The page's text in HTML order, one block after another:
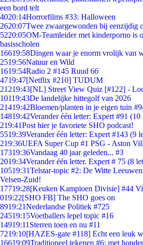
een bord telt
4020:14Horrorfilms #33: Halloween
2620:07Twee zwaargewonden bij eenzijdig
5220:05OM-Teamleider met kinderporno is
basisscholen
16619:58Dingen waar je enorm vrolijk van
2519:56Natuur en Wild
1619:54Radio 2 #145 Ruud 66
4719:47[Netflix #210] TUDUM
21219:43[NL] Street View Quiz [#122] -
10119:43De landelijke hittegolf van 2026
21419:42Bloemen/planten in je eigen tuin
14819:42Verander één letter: Expert #91 (10
219:41Post hier je favoriete SHO podcast!
5519:39Verander één letter: Expert #143 (9
219:36UEFA Super Cup #1 PSG - Aston
17319:36Vandaag 40 jaar geleden... #3
2019:34Verander één letter. Expert # 75 (8
10519:31Telstar-topic #2: De Witte
Velsen-Zuid!
17719:28[Keuken Kampioen Divisie] #44
019:22[SHO FB] The SHO goes on
8919:21Nederlandse Politiek #725
24519:15Voetballers lepel topic #16
14919:11 Sterren toen en nu #11
7219:10[HAZES-gate #118] Echt een leuk
16619:09Traditioneel tekenen #6; met